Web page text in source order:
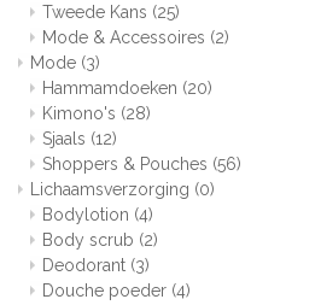
Tweede Kans (25)
Mode & Accessoires (2)
Mode (3)
Hammamdoeken (20)
Kimono's (28)
Sjaals (12)
Shoppers & Pouches (56)
Lichaamsverzorging (0)
Bodylotion (4)
Body scrub (2)
Deodorant (3)
Douche poeder (4)